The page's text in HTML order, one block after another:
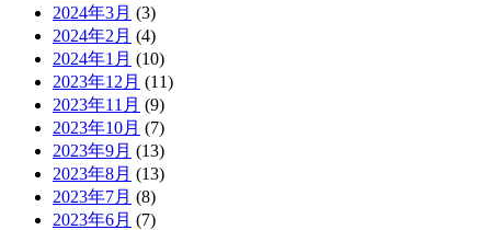
2024年3月 (3)
2024年2月 (4)
2024年1月 (10)
2023年12月 (11)
2023年11月 (9)
2023年10月 (7)
2023年9月 (13)
2023年8月 (13)
2023年7月 (8)
2023年6月 (7)